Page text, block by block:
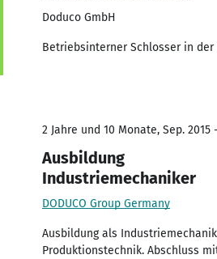
Doduco GmbH
Betriebsinterner Schlosser in
2 Jahre und 10 Monate, Sep. 2015
Ausbildung
Industriemechaniker
DODUCO Group Germany
Ausbildung als
Produktionstechnik. Abschluss